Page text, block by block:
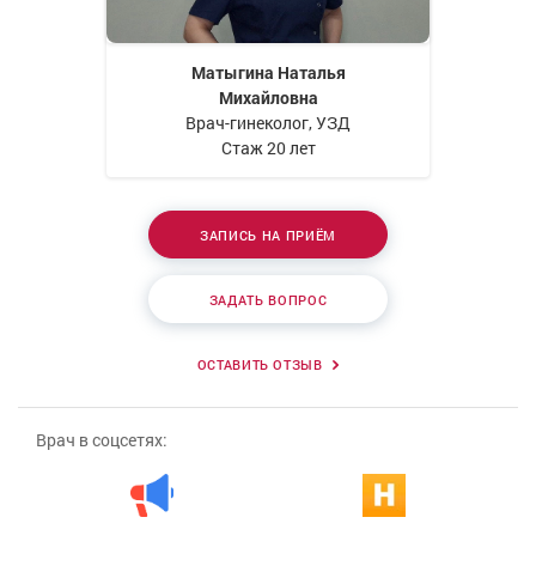
Матыгина Наталья
Михайловна
Врач-гинеколог, УЗД
Стаж 20 лет
ЗАПИСЬ НА ПРИЁМ
ЗАДАТЬ ВОПРОС
ОСТАВИТЬ ОТЗЫВ
Врач в соцсетях: